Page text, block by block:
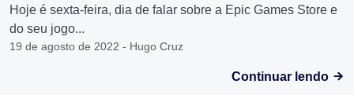
Hoje é sexta-feira, dia de falar sobre a Epic Games Store e
do seu jogo...
19 de agosto de 2022 - Hugo Cruz
Continuar lendo